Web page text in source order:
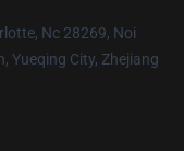
Nc 28269, Noi
Yueqing City, Zhejiang